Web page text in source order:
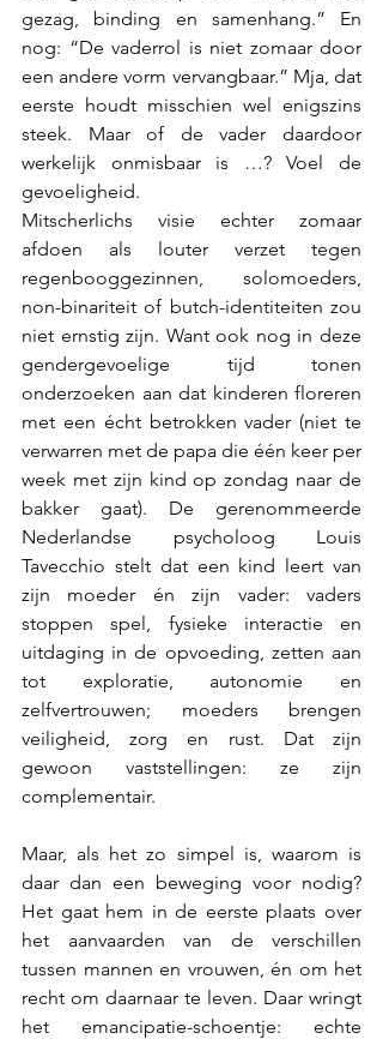
gezag, binding en samenhang.” En
nog: “De vaderrol is niet zomaar door
een andere vorm vervangbaar.” Mja, dat
eerste houdt misschien wel enigszins
steek. Maar of de vader daardoor
werkelijk onmisbaar is …? Voel de
gevoeligheid.
Mitscherlichs visie echter zomaar
afdoen als louter verzet tegen
regenbooggezinnen, solomoeders,
non-binariteit of butch-identiteiten zou
niet ernstig zijn. Want ook nog in deze
gendergevoelige tijd tonen
onderzoeken aan dat kinderen floreren
met een écht betrokken vader (niet te
verwarren met de papa die één keer per
week met zijn kind op zondag naar de
bakker gaat). De gerenommeerde
Nederlandse psycholoog Louis
Tavecchio stelt dat een kind leert van
zijn moeder én zijn vader: vaders
stoppen spel, fysieke interactie en
uitdaging in de opvoeding, zetten aan
tot exploratie, autonomie en
zelfvertrouwen; moeders brengen
veiligheid, zorg en rust. Dat zijn
gewoon vaststellingen: ze zijn
complementair.
Maar, als het zo simpel is, waarom is
daar dan een beweging voor nodig?
Het gaat hem in de eerste plaats over
het aanvaarden van de verschillen
tussen mannen en vrouwen, én om het
recht om daarnaar te leven. Daar wringt
het emancipatie-schoentje: echte